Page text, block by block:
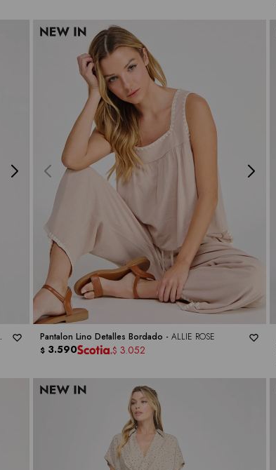
Pantalon Lino Detalles Bordado - ALLIE ROSE
$ 3.590 $ 3.052